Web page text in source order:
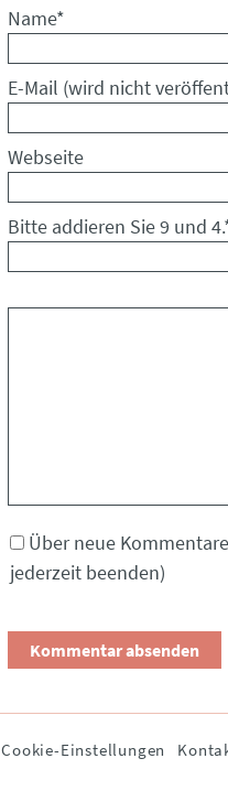
Pflichtfeld
Name*
Pflichtfeld
E-Mail (wird nicht
Webseite
Bitte addieren Sie 9 und 4.
Über neue
jederzeit beenden)
Cookie-Einstellungen